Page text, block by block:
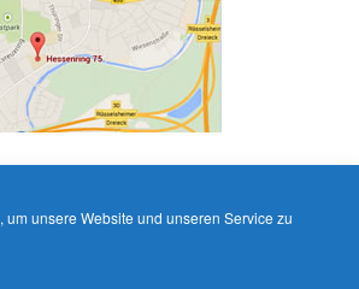
unsere Website und unseren Service zu